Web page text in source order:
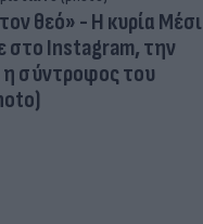
θεό» - Η κυρία Μέσι
στο Instagram, την
η σύντροφος του